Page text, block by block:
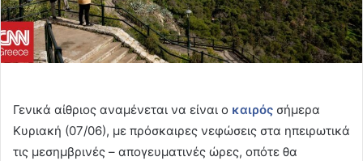
Γενικά αίθριος αναμένεται να είναι ο καιρός σήμερα
Κυριακή (07/06), με πρόσκαιρες νεφώσεις στα ηπειρωτικά
τις μεσημβρινές – απογευματινές ώρες, οπότε θα